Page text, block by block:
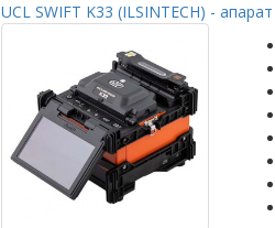
UCL SWIFT K33 (ILSINTECH) -